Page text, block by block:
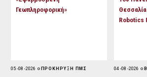
Γεωπληροφορική»
05 - 08 - 2026 ΠΡΟΚΗΡΥΞΗ ΠΜΣ
Robotics
04 - 08 - 2026